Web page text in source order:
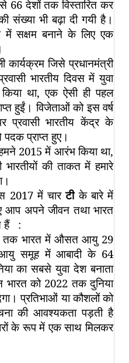
66 देशों तक विस्तारित कर
संख्या भी बढ़ा दी गयी है।
सक्षम बनाने के लिए एक
कार्यक्रम जिसे प्रधानमंत्री
भारतीय दिवस में युवा
था, एक ऐसी ही पहल
हुईं। विजेताओं को इस वर्ष
प्रवासी भारतीय केंद्र के
प्राप्त हुए।
हमने 2015 में आरंभ किया था,
की ताकत में हमारे
2017 में चार टी के बारे में
आप अपने जीवन तथा भारत
हैं
:
तक भारत में औसत आयु 29
आयु समूह में आबादी के 64
का सबसे युवा देश बनाता
भारत को 2022 तक दुनिया
प्रतिभाओं या कौशलों को
की आवश्यकता पड़ती है
के रूप में एक साथ मिलकर